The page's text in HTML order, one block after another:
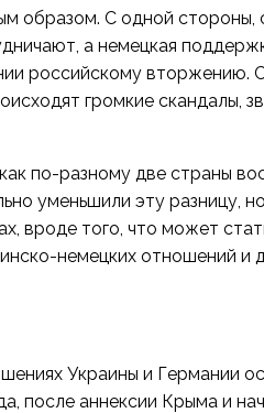
образом. С одной
а немецкая
российскому вторжению.
громкие скандалы,
по-разному две страны
уменьшили эту разницу,
вроде того, что может
немецких отношений и
Украины и Германии
после аннексии Крыма и